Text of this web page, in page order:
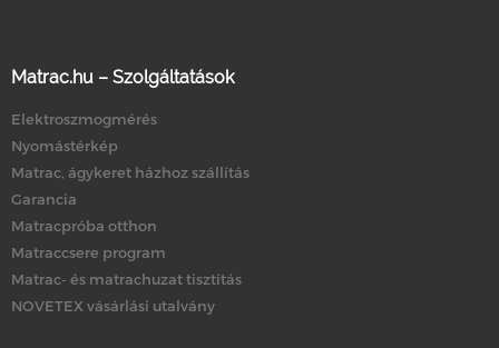
Matrac.hu – Szolgáltatások
Elektroszmogmérés
Nyomástérkép
Matrac, ágykeret házhoz szállítás
Garancia
Matracpróba otthon
Matraccsere program
Matrac- és matrachuzat tisztítás
NOVETEX vásárlási utalvány